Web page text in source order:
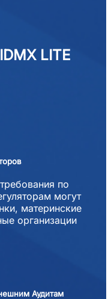
LITE
по
могут
материнские
организации
Аудитам